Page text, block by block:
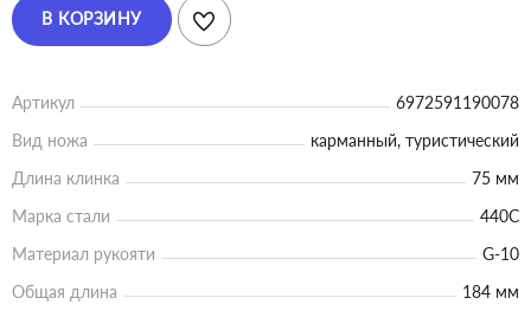
В КОРЗИНУ
Артикул
6972591190078
Вид ножа
карманный, туристический
Длина клинка
75 мм
Марка стали
440C
Материал рукояти
G-10
Общая длина
184 мм